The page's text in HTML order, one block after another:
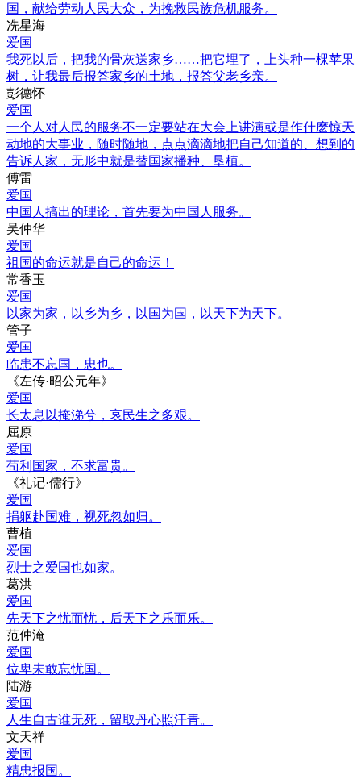
国，献给劳动人民大众，为挽救民族危机服务。
冼星海
爱国
我死以后，把我的骨灰送家乡……把它埋了，上头种一棵苹果
树，让我最后报答家乡的土地，报答父老乡亲。
彭德怀
爱国
一个人对人民的服务不一定要站在大会上讲演或是作什麽惊天
动地的大事业，随时随地，点点滴滴地把自己知道的、想到的
告诉人家，无形中就是替国家播种、垦植。
傅雷
爱国
中国人搞出的理论，首先要为中国人服务。
吴仲华
爱国
祖国的命运就是自己的命运！
常香玉
爱国
以家为家，以乡为乡，以国为国，以天下为天下。
管子
爱国
临患不忘国，忠也。
《左传·昭公元年》
爱国
长太息以掩涕兮，哀民生之多艰。
屈原
爱国
苟利国家，不求富贵。
《礼记·儒行》
爱国
捐躯赴国难，视死忽如归。
曹植
爱国
烈士之爱国也如家。
葛洪
爱国
先天下之忧而忧，后天下之乐而乐。
范仲淹
爱国
位卑未敢忘忧国。
陆游
爱国
人生自古谁无死，留取丹心照汗青。
文天祥
爱国
精忠报国。